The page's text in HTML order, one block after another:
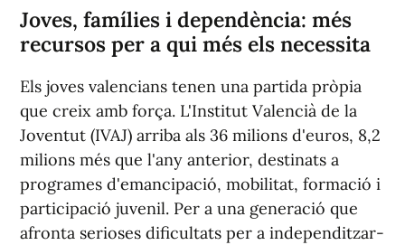
Joves, famílies i dependència: més
recursos per a qui més els necessita
Els joves valencians tenen una partida pròpia
que creix amb força. L'Institut Valencià de la
Joventut (IVAJ) arriba als 36 milions d'euros, 8,2
milions més que l'any anterior, destinats a
programes d'emancipació, mobilitat, formació i
participació juvenil. Per a una generació que
afronta serioses dificultats per a independitzar-